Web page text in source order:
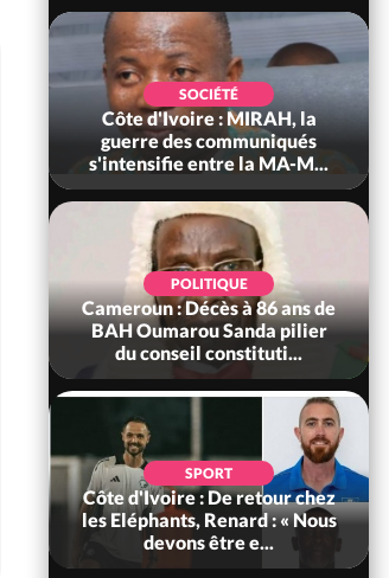
SOCIÉTÉ
Côte d'Ivoire : MIRAH, la
guerre des communiqués
s'intensifie entre la MA-M...
POLITIQUE
Cameroun : Décès à 86 ans de
BAH Oumarou Sanda pilier
du conseil constituti...
SPORT
Côte d'Ivoire : De retour chez
les Eléphants, Renard : « Nous
devons être e...